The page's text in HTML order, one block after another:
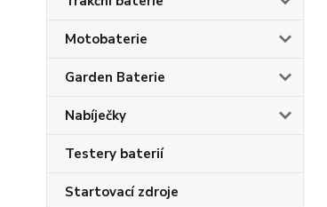
Motobaterie
Garden Baterie
Nabíječky
Testery baterií
Startovací zdroje